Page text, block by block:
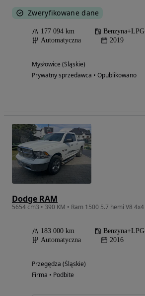
Zweryfikowane dane
177 094 km
Benzyna+LPG
Automatyczna
2019
Mysłowice (Śląskie)
Prywatny sprzedawca • Opublikowano
Dodge RAM
183 000 km
Benzyna+LPG
Automatyczna
2016
Przegędza (Śląskie)
Firma • Podbite